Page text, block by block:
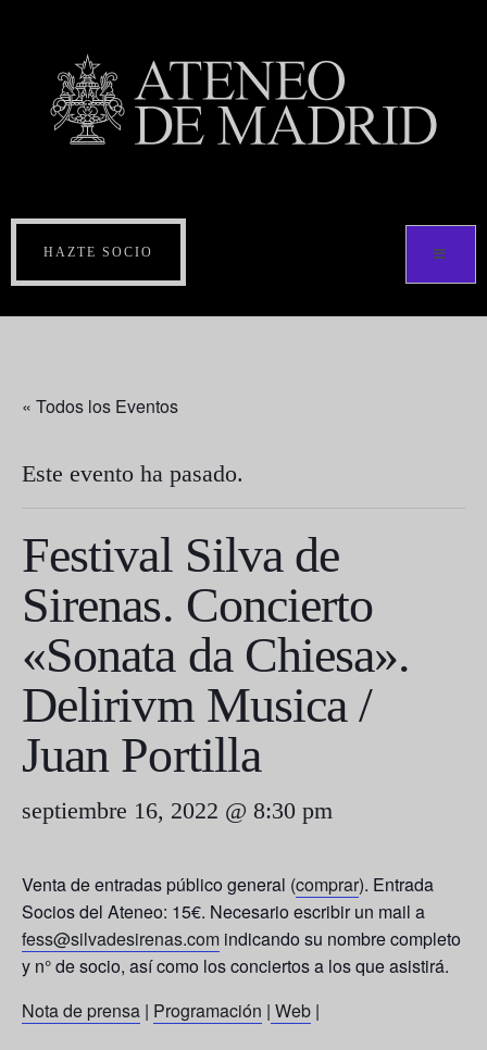
HAZTE SOCIO
« Todos los Eventos
Este evento ha pasado.
Festival Silva de
Sirenas. Concierto
«Sonata da Chiesa».
Delirivm Musica /
Juan Portilla
septiembre 16, 2022 @ 8:30 pm
Venta de entradas público general (comprar). Entrada
Socios del Ateneo: 15€. Necesario escribir un mail a
fess@silvadesirenas.com indicando su nombre completo
y n° de socio, así como los conciertos a los que asistirá.
Nota de prensa | Programación | Web |